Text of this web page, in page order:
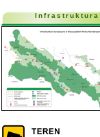
Infrastruktura